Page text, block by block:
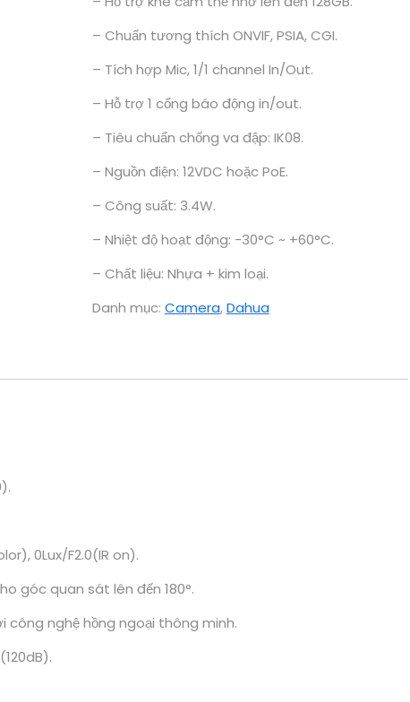
– Chuẩn tương thích ONVIF, PSIA, CGI.
– Tích hợp Mic, 1/1 channel In/Out.
– Hỗ trợ 1 cổng báo động in/out.
– Tiêu chuẩn chống va đập: IK08.
– Nguồn điện: 12VDC hoặc PoE.
– Công suất: 3.4W.
– Nhiệt độ hoạt động: -30°C ~ +60°C.
– Chất liệu: Nhựa + kim loại.
Danh mục: Camera,Dahua
0Lux/F2.0(IR on).
góc quan sát lên đến 180°.
công nghệ hồng ngoại thông minh.